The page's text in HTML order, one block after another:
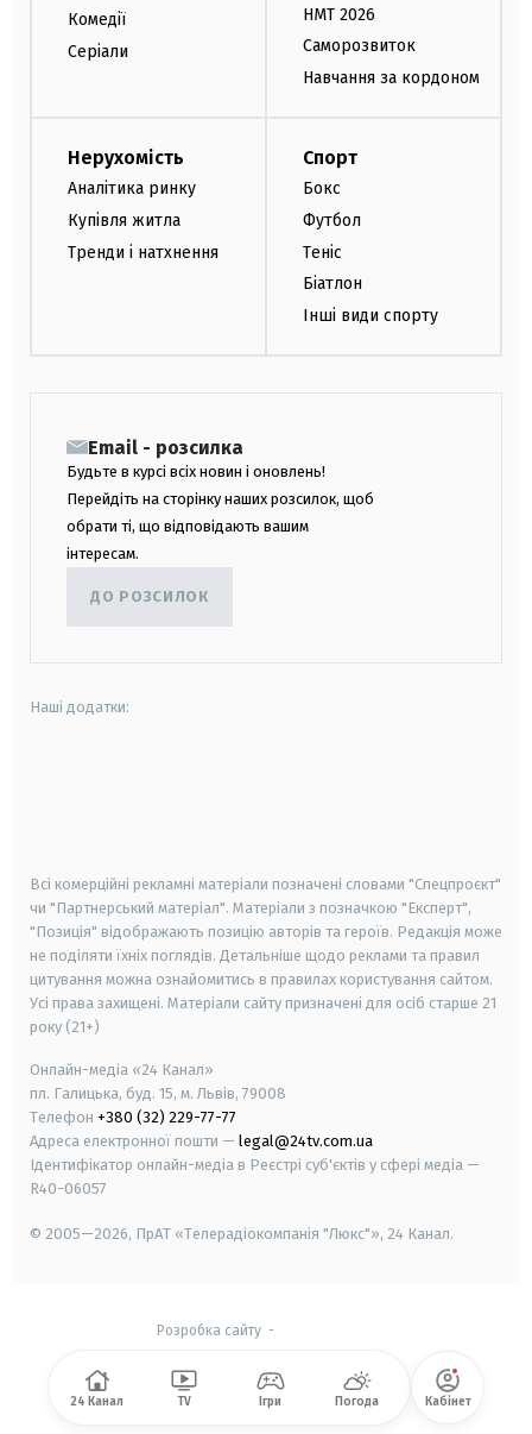
Комедії
Серіали
НМТ 2026
Саморозвиток
Навчання за кордоном
Нерухомість
Аналітика ринку
Купівля житла
Тренди і натхнення
Спорт
Бокс
Футбол
Теніс
Біатлон
Інші види спорту
Email - розсилка
Будьте в курсі всіх новин і оновлень!
Перейдіть на сторінку наших розсилок, щоб
обрати ті, що відповідають вашим
інтересам.
ДО РОЗСИЛОК
Наші додатки:
Всі комерційні рекламні матеріали позначені словами "Спецпроєкт"
чи "Партнерський матеріал". Матеріали з позначкою "Експерт",
"Позиція" відображають позицію авторів та героїв. Редакція може
не поділяти їхніх поглядів. Детальніше щодо реклами та правил
цитування можна ознайомитись в правилах користування сайтом.
Усі права захищені. Матеріали сайту призначені для осіб старше 21
року (21+)
Онлайн-медіа «24 Канал»
пл. Галицька, буд. 15, м. Львів, 79008
Телефон +380 (32) 229-77-77
Адреса електронної пошти — legal@24tv.com.ua
Ідентифікатор онлайн-медіа в Реєстрі суб'єктів у сфері медіа —
R40-06057
© 2005—2026, ПрАТ «Телерадіокомпанія "Люкс"», 24 Канал.
Розробка сайту-
24 Канал TV Ігри Погода Кабінет